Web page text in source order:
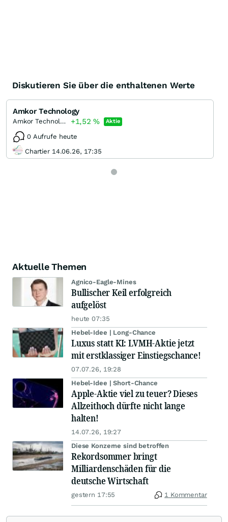
Diskutieren Sie über die enthaltenen Werte
Amkor Technology
Amkor Technology +1,52% Aktie
0 Aufrufe heute
Chartier 14.06.26, 17:35
Aktuelle Themen
Agnico-Eagle-Mines
Bullischer Keil erfolgreich
aufgelöst
heute 07:35
Hebel-Idee | Long-Chance
Luxus statt KI: LVMH-Aktie jetzt
mit erstklassiger Einstiegschance!
07.07.26, 19:28
Hebel-Idee | Short-Chance
Apple-Aktie viel zu teuer? Dieses
Allzeithoch dürfte nicht lange
halten!
14.07.26, 19:27
Diese Konzerne sind betroffen
Rekordsommer bringt
Milliardenschäden für die
deutsche Wirtschaft
gestern 17:55 1 Kommentar